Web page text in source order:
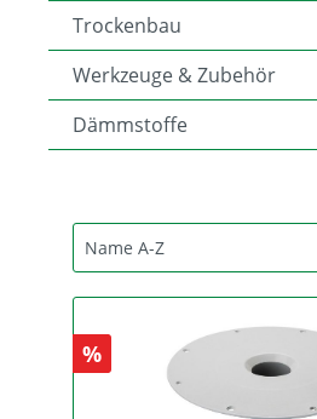
Trockenbau
Werkzeuge & Zubehör
Dämmstoffe
%